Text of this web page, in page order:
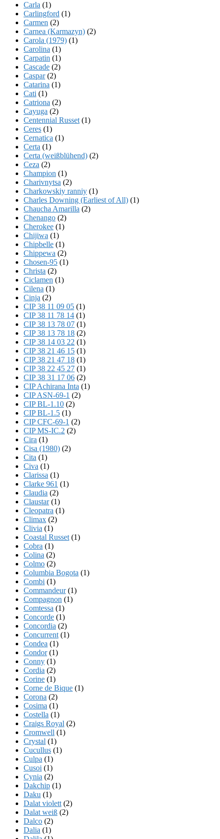
Carla (1)
Carlingford (1)
Carmen (2)
Carnea (Karmazyn) (2)
Carola (1979) (1)
Carolina (1)
Carpatin (1)
Cascade (2)
Caspar(2)
Catarina (1)
Cati (1)
Catriona (2)
Cayuga (2)
Centennial Russet (1)
Ceres (1)
Cernatica (1)
Certa (1)
Certa (weißblühend) (2)
Ceza (2)
Champion (1)
Charivnytsa (2)
Charkowskiy ranniy (1)
Charles Downing (Earliest of All) (1)
Chaucha Amarilla (2)
Chenango (2)
Cherokee (1)
Chijiwa (1)
Chipbelle (1)
Chippewa (2)
Chosen-95 (1)
Christa (2)
Ciclamen (1)
Cilena (1)
Cinja (2)
CIP 38 11 09 05 (1)
CIP 38 11 78 14 (1)
CIP 38 13 78 07 (1)
CIP 38 13 78 18 (2)
CIP 38 14 03 22 (1)
CIP 38 21 46 15 (1)
CIP 38 21 47 18 (1)
CIP 38 22 45 27 (1)
CIP 38 31 17 06 (2)
CIP Achirana Inta (1)
CIP ASN-69-1 (2)
CIP BL-1.10 (2)
CIP BL-1.5 (1)
CIP CFC-69-1 (2)
CIP MS-IC.2 (2)
Cira (1)
Cisa (1980) (2)
Cita (1)
Civa (1)
Clarissa (1)
Clarke 961 (1)
Claudia (2)
Claustar(1)
Cleopatra (1)
Climax (2)
Clivia (1)
Coastal Russet (1)
Cobra (1)
Colina (2)
Colmo (2)
Columbia Bogota (1)
Combi (1)
Commandeur(1)
Compagnon (1)
Comtessa (1)
Concorde (1)
Concordia (2)
Concurrent (1)
Condea (1)
Condor(1)
Conny (1)
Cordia (2)
Corine (1)
Corne de Bique (1)
Corona (2)
Cosima (1)
Costella (1)
Craigs Royal (2)
Cromwell (1)
Crystal (1)
Cucullus (1)
Culpa (1)
Cusoi (1)
Cynia (2)
Dakchip (1)
Daku (1)
Dalat violett (2)
Dalat weiß (2)
Dalco (2)
Dalia (1)